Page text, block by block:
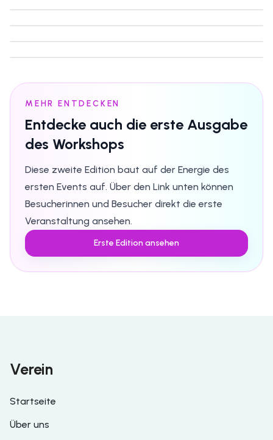
Moment12
STARTER DANCE
Moment13
STARTER DANCE
Moment14
MEHR ENTDECKEN
Entdecke auch die erste Ausgabe
des Workshops
Diese zweite Edition baut auf der Energie des
ersten Events auf. Über den Link unten können
Besucherinnen und Besucher direkt die erste
Veranstaltung ansehen.
Erste Edition ansehen
Verein
Startseite
Über uns